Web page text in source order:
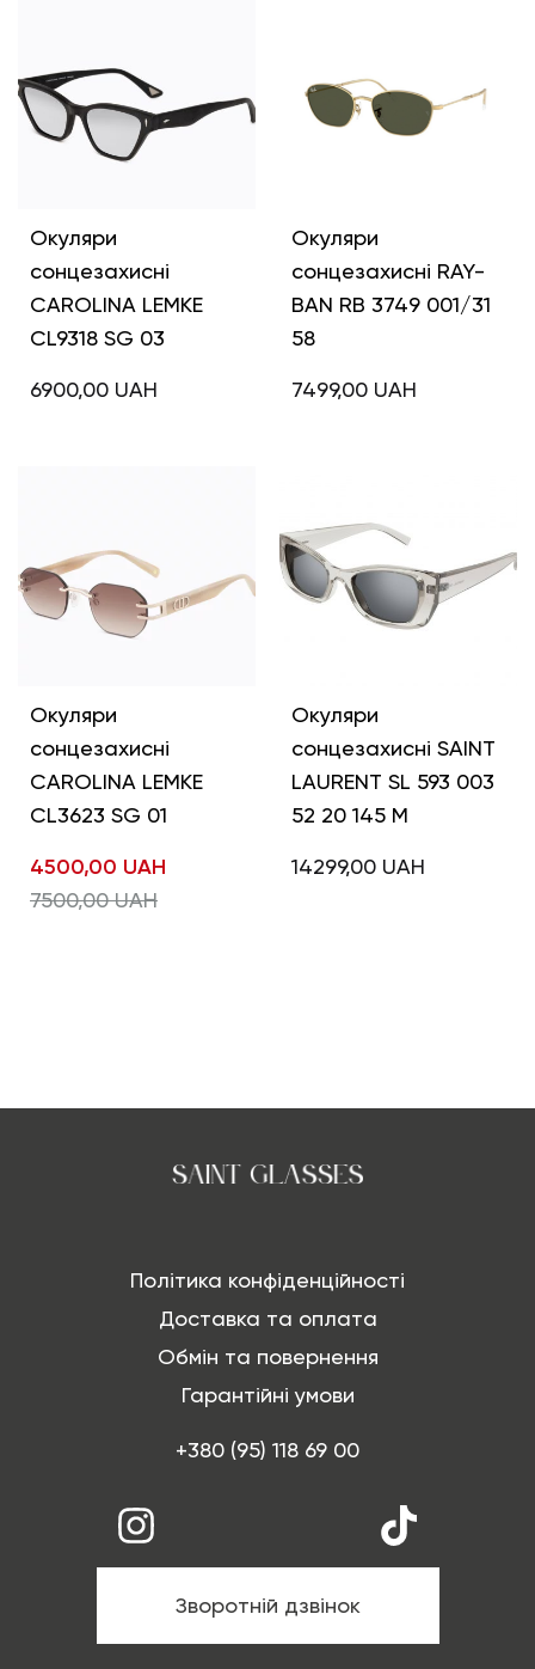
Окуляри
сонцезахисні
CAROLINA LEMKE
CL9318 SG 03
6900,00 UAH
Окуляри
сонцезахисні RAY-
BAN RB 3749 001/31
58
7499,00 UAH
Окуляри
сонцезахисні
CAROLINA LEMKE
CL3623 SG 01
4500,00 UAH
7500,00UAH
Окуляри
сонцезахисні SAINT
LAURENT SL 593 003
52 20 145 M
14299,00 UAH
Політика конфіденційності
Доставка та оплата
Обмін та повернення
Гарантійні умови
+380 (95) 118 69 00
Зворотній дзвінок